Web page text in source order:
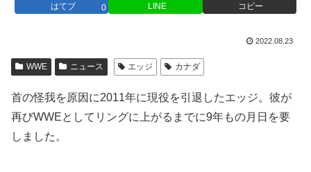
はてブ 0 LINE コピー
2022.08.23
WWE ニュース エッジ カナダ
首の怪我を原因に2011年に現役を引退したエッジ。彼が
再びWWEとしてリングに上がるまでに9年もの月日を要
しました。